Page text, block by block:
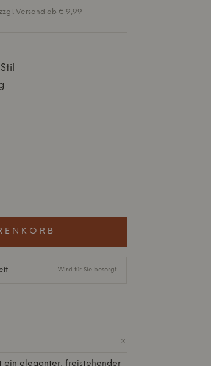
Versand ab € 9,99
Wird für Sie besorgt
+
ein eleganter, freistehender